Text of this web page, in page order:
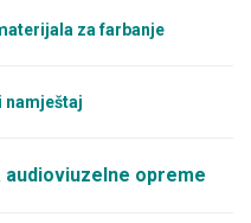
za farbanje
namještaj
opreme